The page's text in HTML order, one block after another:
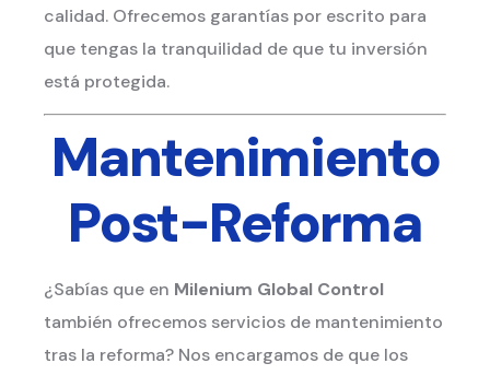
calidad. Ofrecemos garantías por escrito para
que tengas la tranquilidad de que tu inversión
está protegida.
Mantenimiento
Post-Reforma
¿Sabías que en Milenium Global Control
también ofrecemos servicios de mantenimiento
tras la reforma? Nos encargamos de que los